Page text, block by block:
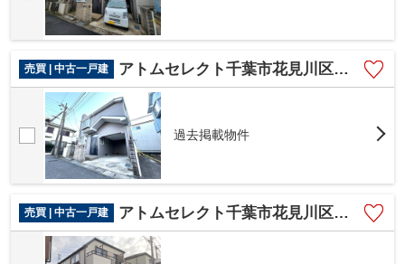
売買 | 中古一戸建 アトムセレクト千葉市花見川区朝日ヶ丘３丁目中古戸建て
過去掲載物件
売買 | 中古一戸建 アトムセレクト千葉市花見川区宮野木台２丁目中古戸建て